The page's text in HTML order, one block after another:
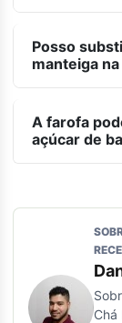
Posso
manteiga
A farofa
açúcar de
Chá